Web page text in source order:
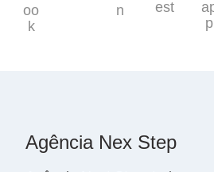
Agência Nex Step